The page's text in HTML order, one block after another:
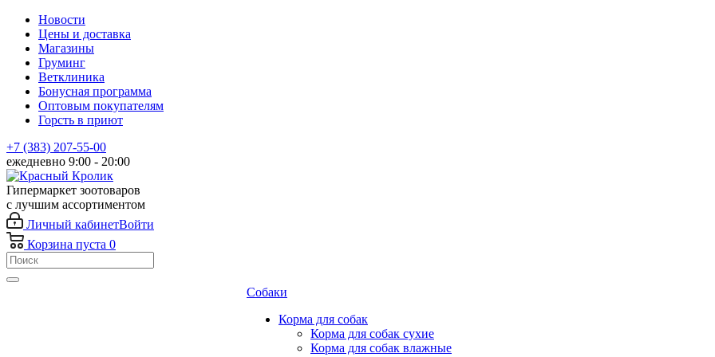
Новости
Цены и доставка
Магазины
Груминг
Ветклиника
Бонусная программа
Оптовым покупателям
Горсть в приют
+7 (383) 207-55-00
ежедневно 9:00 - 20:00
Гипермаркет зоотоваров
с лучшим ассортиментом
Личный кабинетВойти
Корзина пуста 0
Собаки
Корма для собак
Корма для собак сухие
Корма для собак влажные